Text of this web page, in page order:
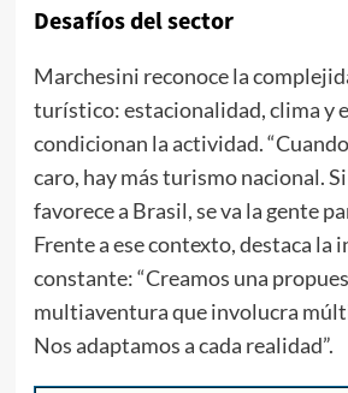
Desafíos del sector
Marchesini reconoce la
turístico: estacionalidad, clima y
condicionan la actividad.
caro, hay más turismo nacional.
favorece a Brasil, se va la gente
Frente a ese contexto, destaca la
constante: “Creamos una
multiaventura que involucra
Nos adaptamos a cada realidad”.